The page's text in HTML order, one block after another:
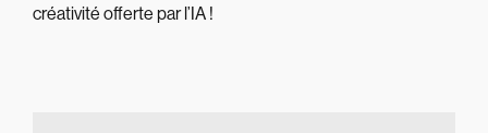
créativité offerte par l’IA !